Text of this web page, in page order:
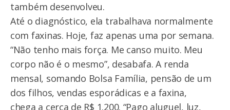
também desenvolveu.
Até o diagnóstico, ela trabalhava normalmente
com faxinas. Hoje, faz apenas uma por semana.
“Não tenho mais força. Me canso muito. Meu
corpo não é o mesmo”, desabafa. A renda
mensal, somando Bolsa Família, pensão de um
dos filhos, vendas esporádicas e a faxina,
chega a cerca de R$ 1.200. “Pago aluguel, luz,